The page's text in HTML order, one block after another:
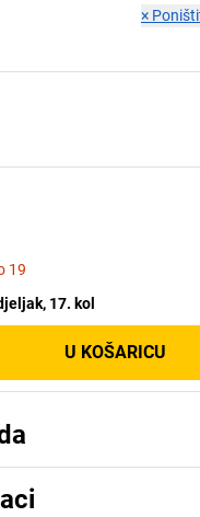
×
19
17. kol
U KOŠARICU